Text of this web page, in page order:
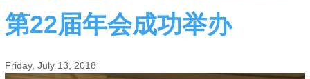
第22届年会成功举办
Friday, July 13, 2018